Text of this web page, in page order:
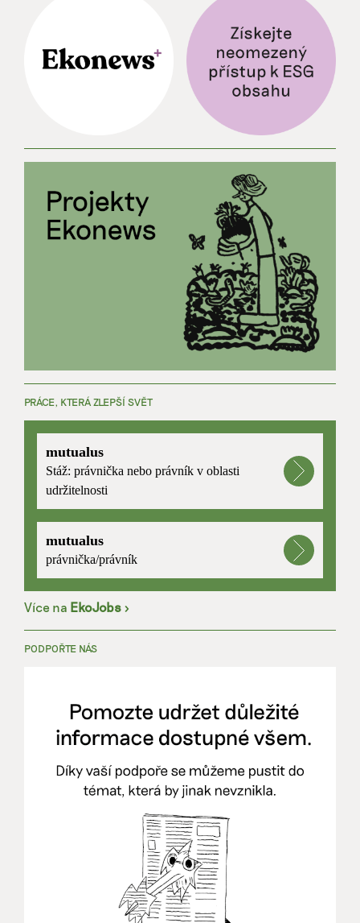
PRÁCE, KTERÁ ZLEPŠÍ SVĚT
mutualus
Stáž: právnička nebo právník v oblasti
udržitelnosti
mutualus
právnička/právník
Více na EkoJobs >
PODPOŘTE NÁS